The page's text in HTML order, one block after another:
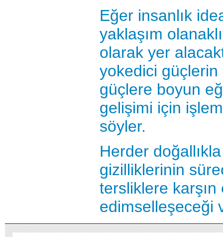
Eğer insanlık
yaklaşım
olarak yer
yokedici güçlerin
güçlere boyun
gelişimi için
söyler.
Herder
gizilliklerinin
tersliklere
edimselleşeceği